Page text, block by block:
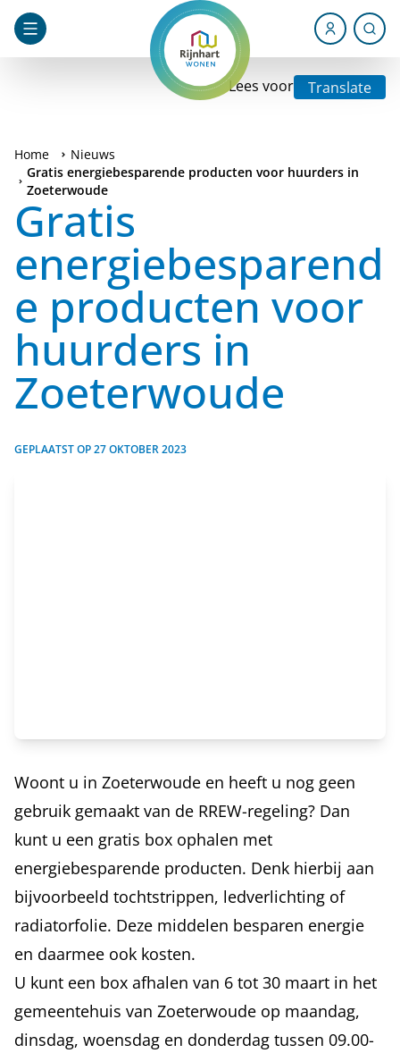
Lees voor Translate
Home
Nieuws
Gratis energiebesparende producten voor huurders in
Zoeterwoude
Gratis
energiebesparend
e producten voor
huurders in
Zoeterwoude
GEPLAATST OP27 OKTOBER 2023
Woont u in Zoeterwoude en heeft u nog geen
gebruik gemaakt van de RREW-regeling? Dan
kunt u een gratis box ophalen met
energiebesparende producten. Denk hierbij aan
bijvoorbeeld tochtstrippen, ledverlichting of
radiatorfolie. Deze middelen besparen energie
en daarmee ook kosten.
U kunt een box afhalen van 6 tot 30 maart in het
gemeentehuis van Zoeterwoude op maandag,
dinsdag, woensdag en donderdag tussen 09.00-